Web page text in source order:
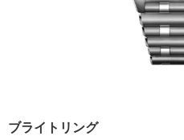
ブライトリング